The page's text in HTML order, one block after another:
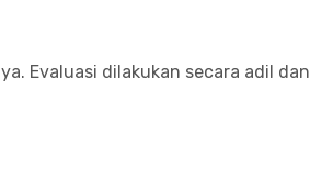
Evaluasi dilakukan secara adil dan